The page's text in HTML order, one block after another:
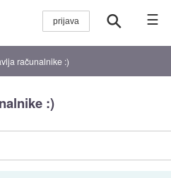
☰
računalnike :)
:)